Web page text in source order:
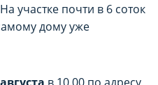
участке почти в 6 соток
дому уже
за
за